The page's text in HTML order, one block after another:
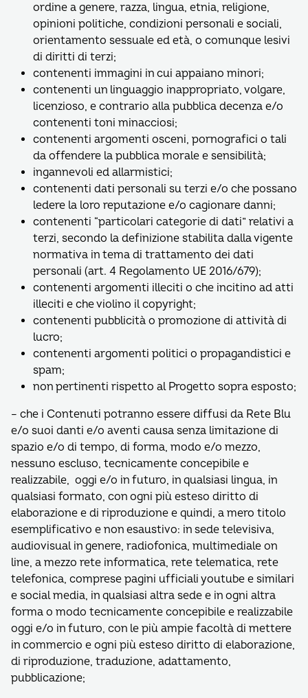
ordine a genere, razza, lingua, etnia, religione,
opinioni politiche, condizioni personali e sociali,
orientamento sessuale ed età, o comunque lesivi
di diritti di terzi;
contenenti immagini in cui appaiano minori;
contenenti un linguaggio inappropriato, volgare,
licenzioso, e contrario alla pubblica decenza e/o
contenenti toni minacciosi;
contenenti argomenti osceni, pornografici o tali
da offendere la pubblica morale e sensibilità;
ingannevoli ed allarmistici;
contenenti dati personali su terzi e/o che possano
ledere la loro reputazione e/o cagionare danni;
contenenti “particolari categorie di dati” relativi a
terzi, secondo la definizione stabilita dalla vigente
normativa in tema di trattamento dei dati
personali (art. 4 Regolamento UE 2016/679);
contenenti argomenti illeciti o che incitino ad atti
illeciti e che violino il copyright;
contenenti pubblicità o promozione di attività di
lucro;
contenenti argomenti politici o propagandistici e
spam;
non pertinenti rispetto al Progetto sopra esposto;
– che i Contenuti potranno essere diffusi da Rete Blu
e/o suoi danti e/o aventi causa senza limitazione di
spazio e/o di tempo, di forma, modo e/o mezzo,
nessuno escluso, tecnicamente concepibile e
realizzabile, oggi e/o in futuro, in qualsiasi lingua, in
qualsiasi formato, con ogni più esteso diritto di
elaborazione e di riproduzione e quindi, a mero titolo
esemplificativo e non esaustivo: in sede televisiva,
audiovisual in genere, radiofonica, multimediale on
line, a mezzo rete informatica, rete telematica, rete
telefonica, comprese pagini ufficiali youtube e similari
e social media, in qualsiasi altra sede e in ogni altra
forma o modo tecnicamente concepibile e realizzabile
oggi e/o in futuro, con le più ampie facoltà di mettere
in commercio e ogni più esteso diritto di elaborazione,
di riproduzione, traduzione, adattamento,
pubblicazione;